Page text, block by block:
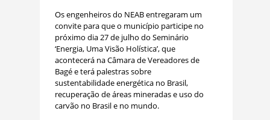
Os engenheiros do NEAB entregaram um
convite para que o município participe no
próximo dia 27 de julho do Seminário
‘Energia, Uma Visão Holística’, que
acontecerá na Câmara de Vereadores de
Bagé e terá palestras sobre
sustentabilidade energética no Brasil,
recuperação de áreas mineradas e uso do
carvão no Brasil e no mundo.